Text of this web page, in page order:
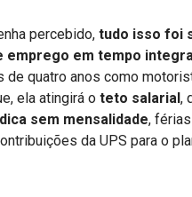
percebido, tudo isso foi
emprego em tempo
de quatro anos como
ela atingirá o teto salarial,
sem mensalidade, férias
da UPS para o